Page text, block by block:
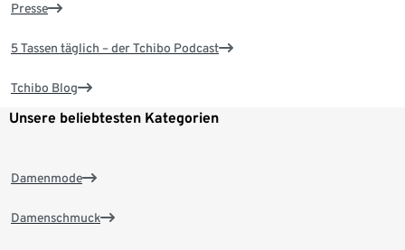
Presse
5 Tassen täglich – der Tchibo Podcast
Tchibo Blog
Unsere beliebtesten Kategorien
Damenmode
Damenschmuck